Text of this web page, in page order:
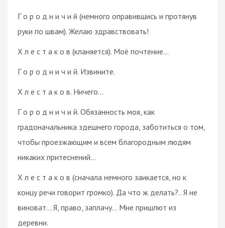
Г о р о д н и ч и й (немного оправившись и протянув
руки по швам). Желаю здравствовать!
Х л е с т а к о в (кланяется). Моё почтение…
Г о р о д н и ч и й. Извините.
Х л е с т а к о в. Ничего…
Г о р о д н и ч и й. Обязанность моя, как
градоначальника здешнего города, заботиться о том,
чтобы проезжающим и всем благородным людям
никаких притеснений…
Х л е с т а к о в (сначала немного заикается, но к
концу речи говорит громко). Да что ж делать?.. Я не
виноват… Я, право, заплачу… Мне пришлют из
деревни.